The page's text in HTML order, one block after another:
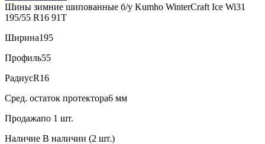
Шины зимние шипованные б/у Kumho WinterCraft Ice Wi31
195/55 R16 91T
Ширина195
Профиль55
РадиусR16
Сред. остаток протектора6 мм
Продажапо 1 шт.
Наличие В наличии (2 шт.)